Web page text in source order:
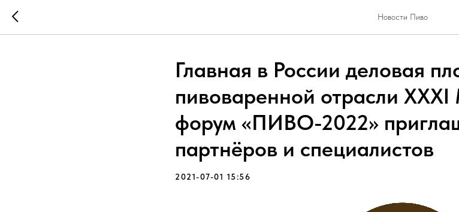
Новости Пиво
Главная в России деловая
пивоваренной отрасли
форум «ПИВО-2022»
партнёров и специалистов
2021-07-01 15:56